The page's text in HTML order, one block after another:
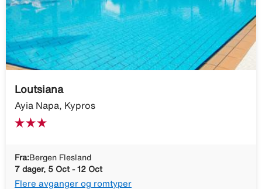
Loutsiana
Ayia Napa, Kypros
Fra:Bergen Flesland
7 dager, 5 Oct - 12 Oct
Flere avganger og romtyper